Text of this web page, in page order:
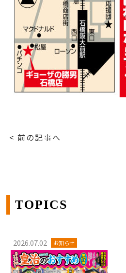
< 前の記事へ
TOPICS
2026.07.02 お知らせ